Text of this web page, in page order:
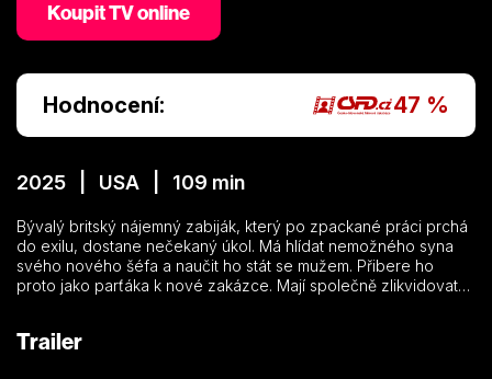
Koupit TV online
Hodnocení: 47 %
2025 | USA | 109 min
Bývalý britský nájemný zabiják, který po zpackané práci prchá
do exilu, dostane nečekaný úkol. Má hlídat nemožného syna
svého nového šéfa a naučit ho stát se mužem. Přibere ho
proto jako parťáka k nové zakázce. Mají společně zlikvidovat
Trailer